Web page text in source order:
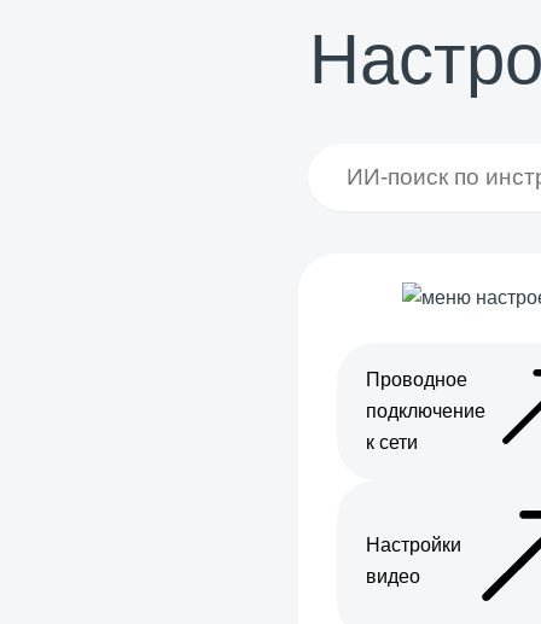
Проводное
подключение
к сети
Настройки
видео